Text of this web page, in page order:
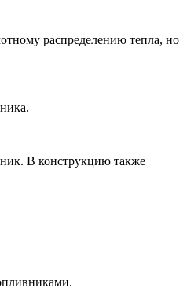
распределению тепла, но
В конструкцию также